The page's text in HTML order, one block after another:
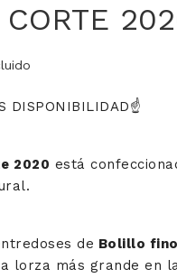
DISPONIBILIDAD☝️
2020 está
de Bolillo fino
lorza más grande en